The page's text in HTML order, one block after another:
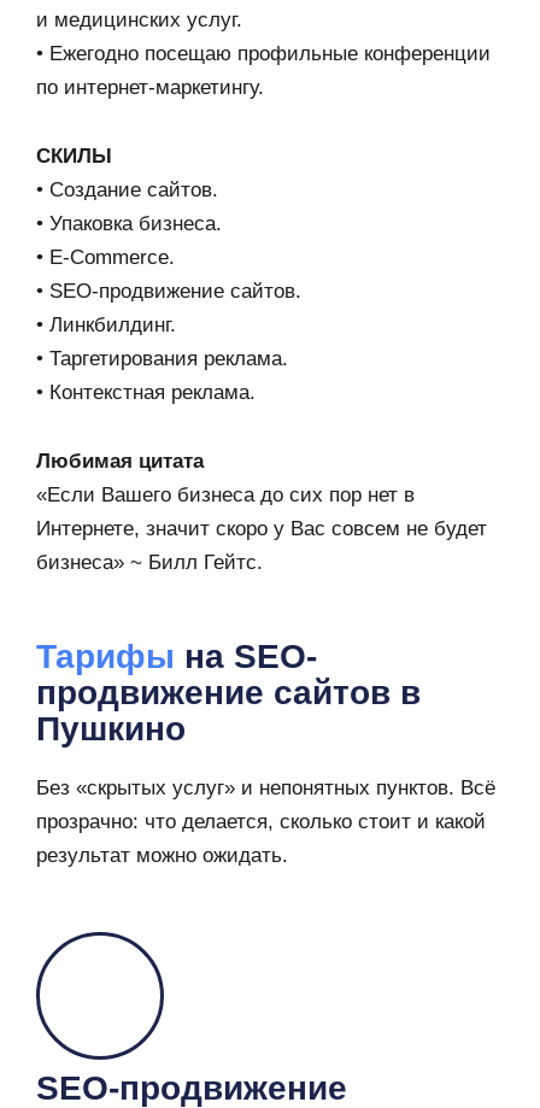
и медицинских услуг.
• Ежегодно посещаю профильные конференции
по интернет-маркетингу.
СКИЛЫ
• Создание сайтов.
• Упаковка бизнеса.
• E-Commerce.
• SEO-продвижение сайтов.
• Линкбилдинг.
• Таргетирования реклама.
• Контекстная реклама.
Любимая цитата
«Если Вашего бизнеса до сих пор нет в
Интернете, значит скоро у Вас совсем не будет
бизнеса» ~ Билл Гейтс.
Тарифы на SEO-
продвижение сайтов в
Пушкино
Без «скрытых услуг» и непонятных пунктов. Всё
прозрачно: что делается, сколько стоит и какой
результат можно ожидать.
SEO-продвижение​